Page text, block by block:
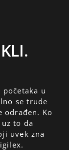
u
se trude
odrađen. Ko
to da
uvek zna